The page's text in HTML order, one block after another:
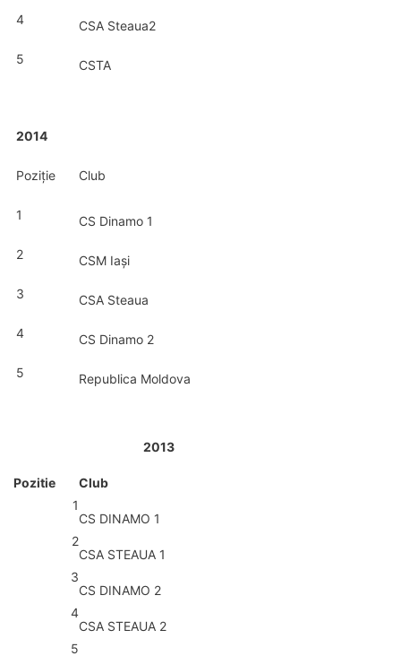
4 CSA Steaua2
5 CSTA
2014
Poziție Club
1 CS Dinamo 1
2 CSM Iași
3 CSA Steaua
4 CS Dinamo 2
5 Republica Moldova
2013
Pozitie
Club
1
CS DINAMO 1
2
CSA STEAUA 1
3
CS DINAMO 2
4
CSA STEAUA 2
5